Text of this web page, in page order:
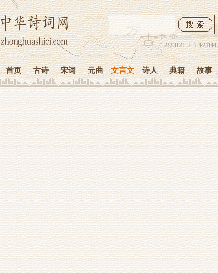
首页 古诗 宋词 元曲 文言文 诗人 典籍 故事